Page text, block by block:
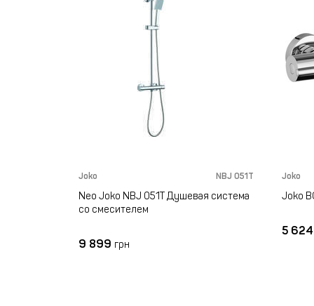
Joko NBJ 051T
Neo Joko NBJ 051T Душевая система
со смесителем
9 899 грн
Joko
Joko
5 624